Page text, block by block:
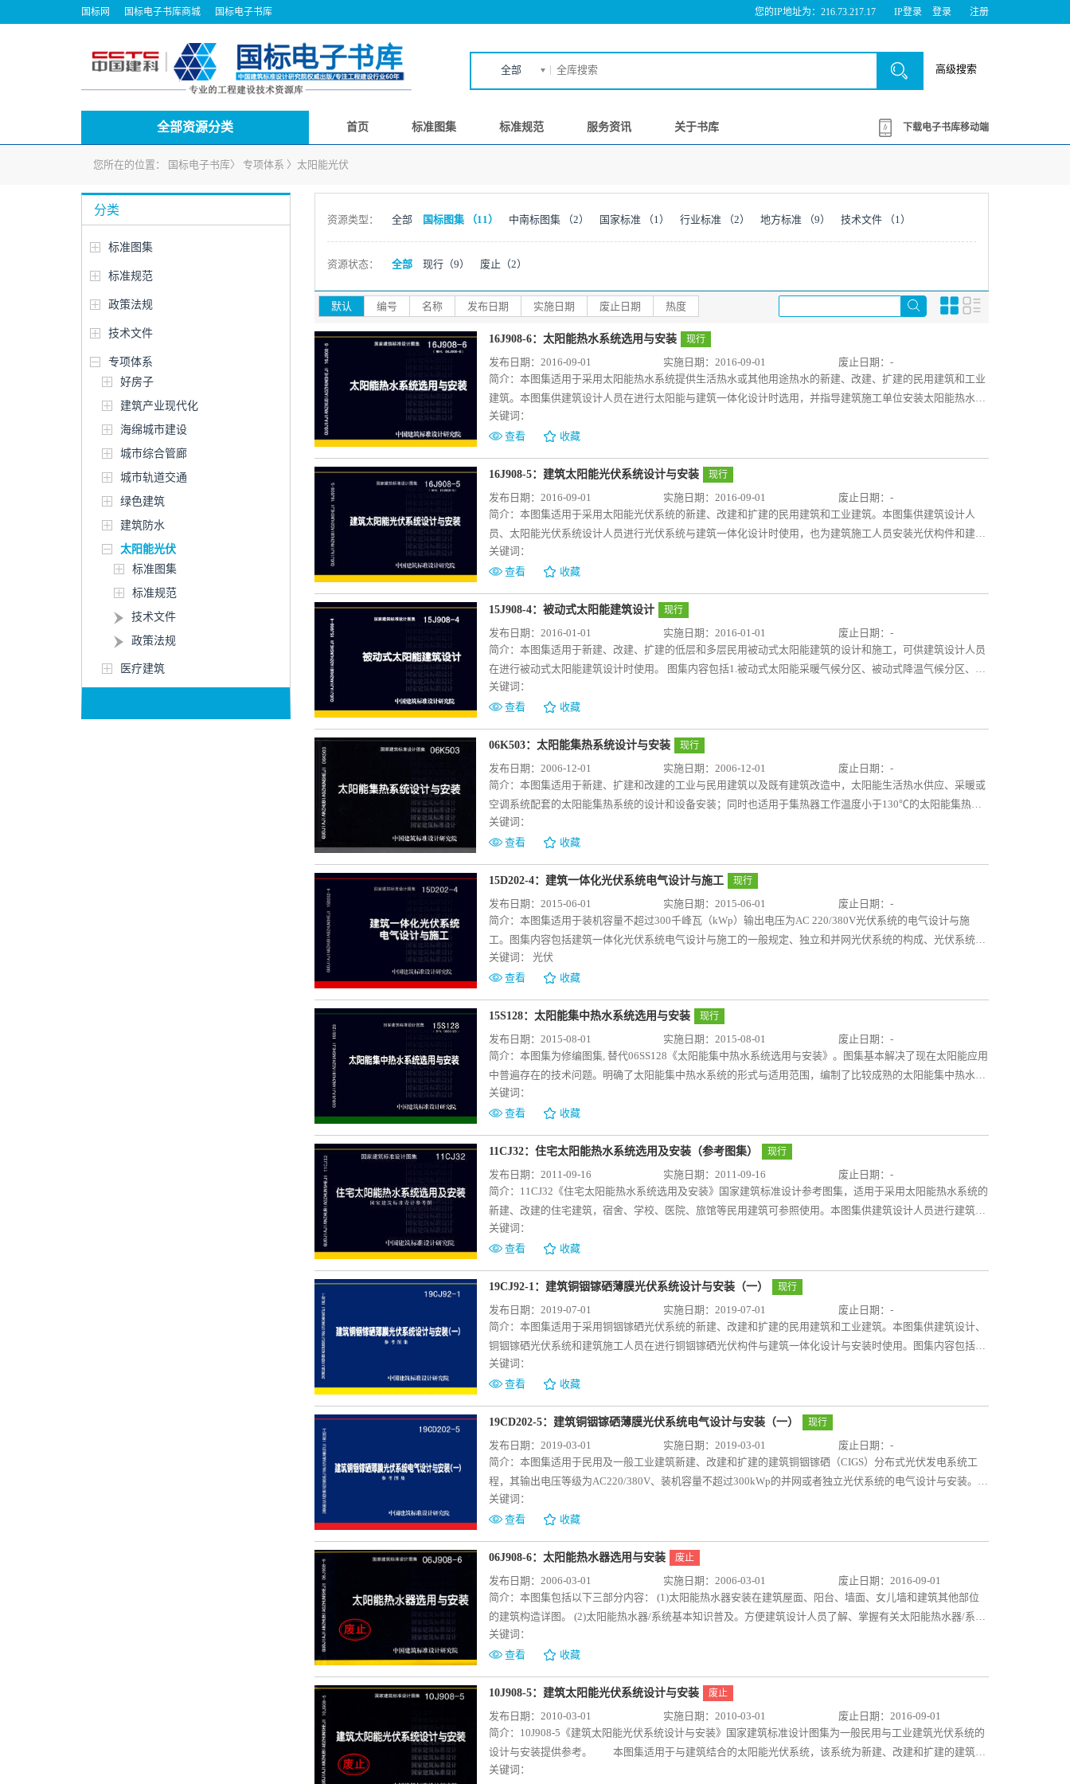
国标网 国标电子书库商城 国标电子书库 您的IP地址为：216.73.217.17 IP登录 登录 注册
全部 高级搜索
全部资源分类 首页 标准图集 标准规范 服务资讯 关于书库 下载电子书库移动端
您所在的位置： 国标电子书库〉 专项体系 〉 太阳能光伏
分类
标准图集
标准规范
政策法规
技术文件
专项体系
好房子
建筑产业现代化
海绵城市建设
城市综合管廊
城市轨道交通
绿色建筑
建筑防水
太阳能光伏
标准图集
标准规范
技术文件
政策法规
医疗建筑
资源类型： 全部 国标图集 （11） 中南标图集 （2） 国家标准 （1） 行业标准 （2） 地方标准 （9） 技术文件 （1）
资源状态： 全部 现行 （9） 废止 （2）
默认 编号 名称 发布日期 实施日期 废止日期 热度
16J908-6：太阳能热水系统选用与安装 现行
发布日期：2016-09-01 实施日期：2016-09-01
废止日期：-
简介： 本图集适用于采用太阳能热水系统提供生活热水或其他用途热水的新建、改建、扩建的民用建筑和工业
建筑。本图集供建筑设计人员在进行太阳能与建筑一体化设计时选用，并指导建筑施工单位安装太阳能热水系
统。本图集编制的目的是指导建筑设计人员在进行太阳能热水系统设计时能将太阳能热水系统纳入建筑设计
中，使太阳能热水系统成为建筑的一部分，保持建筑外观和内部功能和谐统一，并保证工程质量。图集内容包
括：①太阳能热水系统组成、分类和选用、太阳能与建筑一体化建筑设计和太阳能热水系统安装要求；②太阳
能集热器安装在平屋面、坡屋面、墙面、幕墙、女儿墙、阳台和建筑其他部位典型的建筑构造详图，落地式和
壁挂式贮水箱安装的构造详图，管路出屋面、墙面的建筑构造详图；③图集还提供了全玻璃真空管、玻璃—金
属真空管、热管真空管集热器和平板型集热器的规格尺寸，以及贮水箱、空气源热泵的参考尺寸；④提供了不
同类型的太阳能热水系统的供热方式及其特征，方便设计人员选用。太阳能热水系统是将太阳能转换成热能以
加热水的系统装置。包括太阳能集热器、贮水箱、泵、连接管路、支架、控制系统和必要时配合使用的辅助能
源。在传统能源面临危机的时候，太阳能热水系统经过二十多年的发展已经成为新能源行业中的引领者。发改
必将在配合绿建行动的实施和各地的强制安装政策中发挥积极指导作用。
关键词：
查看
收藏
16J908-5：建筑太阳能光伏系统设计与安装 现行
发布日期：2016-09-01 实施日期：2016-09-01
废止日期：-
简介： 本图集适用于采用太阳能光伏系统的新建、改建和扩建的民用建筑和工业建筑。本图集供建筑设计人
员、太阳能光伏系统设计人员进行光伏系统与建筑一体化设计时使用，也为建筑施工人员安装光伏构件和建设
单位在工程项目中利用太阳能光伏系统提供参考。 图集内容包括：①太阳能光伏系统的组成，太阳能电池分类
及特征，硅系和化合物等光伏构件的类型和主要特征、适用部位等相关技术；②光伏系统与建筑一体化设计要
求、安全措施及各类光伏构件的适用范围和选用要求；③太阳能光伏构件安装在建筑屋面、采光顶、墙面、幕
墙、门窗、遮阳板、护栏等建筑其他部位以及过街天桥、停车棚等的建筑构造详图。 太阳能光伏系统是利用太
阳能电池的光伏效应，将太阳辐射能直接转换成电能的发电系统。发改委和住建部制定的《绿色建筑行动方
案》提出，要推动太阳能等可再生能源在建筑中的利用，本图集的编制，必将在配合绿建行动的实施和太阳能
光伏系统与建筑一体化中发挥积极指导作用。
关键词：
查看
收藏
15J908-4：被动式太阳能建筑设计 现行
发布日期：2016-01-01 实施日期：2016-01-01
废止日期：-
简介： 本图集适用于新建、改建、扩建的低层和多层民用被动式太阳能建筑的设计和施工，可供建筑设计人员
在进行被动式太阳能建筑设计时使用。 图集内容包括1.被动式太阳能采暖气候分区、被动式降温气候分区、被
动式太阳能建筑技术设计原则。2.被动式太阳能建筑采暖和降温方式及其原理、技术要点及建筑构造详图。
关键词：
查看
收藏
06K503：太阳能集热系统设计与安装 现行
发布日期：2006-12-01 实施日期：2006-12-01
废止日期：-
简介： 本图集适用于新建、扩建和改建的工业与民用建筑以及既有建筑改造中，太阳能生活热水供应、采暖或
空调系统配套的太阳能集热系统的设计和设备安装；同时也适用于集热器工作温度小于130℃的太阳能集热系
统。主要内容包括几种典型的太阳能生活热水供应、采暖或空调系统形式，以及对应的系统控制原理；典型示
例；太阳能集热器以及贮热水箱的产品技术资料；太阳能集热器的安装详图及附表。本图集给出的附表具有一
定的实用价值，难以在国内相关的技术资料中查询得到。
关键词：
查看
收藏
15D202-4：建筑一体化光伏系统电气设计与施工 现行
发布日期：2015-06-01 实施日期：2015-06-01
废止日期：-
简介： 本图集适用于装机容量不超过300千峰瓦（kWp）输出电压为AC 220/380V光伏系统的电气设计与施
工。图集内容包括建筑一体化光伏系统电气设计与施工的一般规定、独立和并网光伏系统的构成、光伏系统设
计方案及案例、光伏系统主要设备的选用、布置及安装；光伏系统线路敷设及选用；相关技术资料。本图集主
要突出建筑一体化光伏系统电气设计与施工的特点和难点，可指导光伏系统电气工程的设计、施工、监理和验
收。
关键词： 光伏
查看
收藏
15S128：太阳能集中热水系统选用与安装 现行
发布日期：2015-08-01 实施日期：2015-08-01
废止日期：-
简介： 本图集为修编图集, 替代06SS128《太阳能集中热水系统选用与安装》。图集基本解决了现在太阳能应用
中普遍存在的技术问题。明确了太阳能集中热水系统的形式与适用范围，编制了比较成熟的太阳能集中热水系
统示意图，并配以控制要求，对于更好地贯彻节能方针、引导和规范太阳能技术的推广和应用，将起到积极作
用。图集技术指导部分，设计人员可根据工程的实际情况参考使用，施工详图部分设计人员可直接选用，施工
人员可直接按图施工。图集适用于新建、改建、扩建的民用与工业建筑中常用太阳能生活热水系统的选用与太
阳能生活热水系统中集热系统的设计与安装；图集不适用于贮热水箱容量小于600升的太阳能热水器的选用与
安装,贮热水箱容量小于600升的太阳能热水器的选用与安装详见08S126《热水器选用及安装》。 主要内容包括
太阳能集中热水系统的形式与适用范围；常用太阳能集中热水系统示意图和控制要求；太阳能集热器的技术要
求、连接和安装详图；特殊配件的安装详图；建筑做法；辅助热源的设置原则等。
关键词：
查看
收藏
11CJ32：住宅太阳能热水系统选用及安装（参考图集） 现行
发布日期：2011-09-16 实施日期：2011-09-16
废止日期：-
简介： 11CJ32《住宅太阳能热水系统选用及安装》国家建筑标准设计参考图集，适用于采用太阳能热水系统的
新建、改建的住宅建筑，宿舍、学校、医院、旅馆等民用建筑可参照使用。本图集供建筑设计人员进行建筑设
计和太阳能热水系统设计时选用，同时可供施工单位在建筑上安装太阳能热水系统时使用。 本图集依据国
家标准和以皇明太阳能股份有限公司的产品及工程实践为基础编制。主要内容包括安装在屋面、阳台和墙面的
整体式太阳能热水器，集中集热、集中贮水，集中集热、分散贮水，分散集热、分散贮水，强制循环和自然循
环的太阳能热水系统及其运行原理图；以及安装在屋面、阳台和墙面的建筑构造，管线布置、室内机、影屏安
装详图；图集中还有皇明太阳能股份有限公司的真空管集热器、普通联集管集热器、U型管集热器和热管集热
器产品参数及太阳能3G时代系统产品供设计人员选用。 当前部分省市强制推广太阳能热水系统，要求12层
及以下的住宅和学校、医院、酒店等热水消耗大户要采用太阳能热水系统提供生活热水，并采用与建筑一体化
技术。本图集对太阳能热水系统在建筑上的应用具有积极地推动作用。
关键词：
查看
收藏
19CJ92-1：建筑铜铟镓硒薄膜光伏系统设计与安装（一） 现行
发布日期：2019-07-01 实施日期：2019-07-01
废止日期：-
简介： 本图集适用于采用铜铟镓硒光伏系统的新建、改建和扩建的民用建筑和工业建筑。本图集供建筑设计、
铜铟镓硒光伏系统和建筑施工人员在进行铜铟镓硒光伏构件与建筑一体化设计与安装时使用。图集内容包括：
①铜铟镓硒光伏系统组成、技术参数、组件拼接方式等；②铜铟镓硒光伏系统与建筑一体化设计要求、安全措
施等要求；③铜铟镓硒光伏系统安装在建筑幕墙、墙面、屋面、采光顶、遮阳板、护栏等建筑其他部位典型的
建筑构造详图；④铜铟镓硒光伏组件技术参数（举例）、色彩和工程实例等。铜铟镓硒薄膜光伏建筑一体化将
带来能源与建筑领域的深刻变革。在能源领域，将推动分布式绿色清洁能源的普及使用，使城市从能源消费型
城市向能源生产型城市转变。在建筑领域，将逐步转变建筑发展方向，使绿色、清洁、装配一体的概念深入人
心，重构城市肌理和城市气息。
关键词：
查看
收藏
19CD202-5：建筑铜铟镓硒薄膜光伏系统电气设计与安装（一） 现行
发布日期：2019-03-01 实施日期：2019-03-01
废止日期：-
简介： 本图集适用于民用及一般工业建筑新建、改建和扩建的建筑铜铟镓硒（CIGS）分布式光伏发电系统工
程，其输出电压等级为AC220/380V、装机容量不超过300kWp的并网或者独立光伏系统的电气设计与安装。容
量超过300kWp的建筑CIGS薄膜光伏发电系统工程亦可参考此图集。 本图集编制内容主要包括：建筑CIGS光伏
系统术语和符号、电气设计与施工一般规定、发电系统分类、光伏组件技术参数及要求、并网光伏发电系统容
量设计方式、独立光伏发电系统容量设计方式，逆变器、汇流箱（直流配电柜）、交流并网柜、并网接入等技
术的设计及原理，建筑CIGS光伏组件负极接地、防雷与接地设计方式及要求。同时针对施工编制了施工布线方
式、汇流箱安装及电缆槽盒安装、电缆槽盒接地及防火封堵措施和有关建筑CIGS相关技术要求及工程案例。
关键词：
查看
收藏
06J908-6：太阳能热水器选用与安装 废止
发布日期：2006-03-01 实施日期：2006-03-01
废止日期：2016-09-01
简介： 本图集包括以下三部分内容： (1)太阳能热水器安装在建筑屋面、阳台、墙面、女儿墙和建筑其他部位
的建筑构造详图。 (2)太阳能热水器/系统基本知识普及。方便建筑设计人员了解、掌握有关太阳能热水器/系统
方面的知识。 (3)国内外太阳能热水器与建筑结合的工程实例,附以照片和文字说明，加深建筑设计人员对太阳
能热水器与建筑结合的理解、认识，开阔思路。
关键词：
查看
收藏
10J908-5：建筑太阳能光伏系统设计与安装 废止
发布日期：2010-03-01 实施日期：2010-03-01
废止日期：2016-09-01
简介： 10J908-5《建筑太阳能光伏系统设计与安装》国家建筑标准设计图集为一般民用与工业建筑光伏系统的
设计与安装提供参考。 本图集适用于与建筑结合的太阳能光伏系统，该系统为新建、改建和扩建的建筑或
城市电网提供电力。本图集供建筑设计人员在进行建筑设计时参考使用，同时也为建筑施工单位安装光伏组件
关键词：